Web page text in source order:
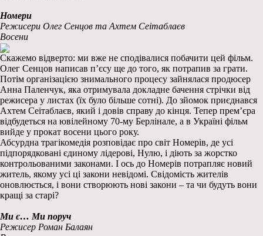
Номери
Режисери Олег Сенцов та Ахтем Сеітаблаєв
Восени
Скажемо відверто: ми вже не сподівалися побачити цей фільм.
Олег Сенцов написав п’єсу ще до того, як потрапив за грати.
Потім організацією знимального процесу зайнялася продюсер
Анна Паленчук, яка отримувала докладне бачення стрічки від
режисера у листах (їх було більше сотні). До зйомок приєднався
Ахтем Сеітаблаєв, який і довів справу до кінця. Тепер прем’єра
відбудеться на ювілейному 70-му Берлінале, а в Україні фільм
вийде у прокат восени цього року.
Абсурдна трагікомедія розповідає про світ Номерів, де усі
підпорядковані єдиному лідерові, Нулю, і діють за жорстко
контрольованими законами. І ось до Номерів потрапляє новий
житель, якому усі ці закони невідомі. Свідомість жителів
оновлюється, і вони створюють нові закони – та чи будуть вони
кращі за старі?
Ми є… Ми поруч
Режисер Роман Балаян